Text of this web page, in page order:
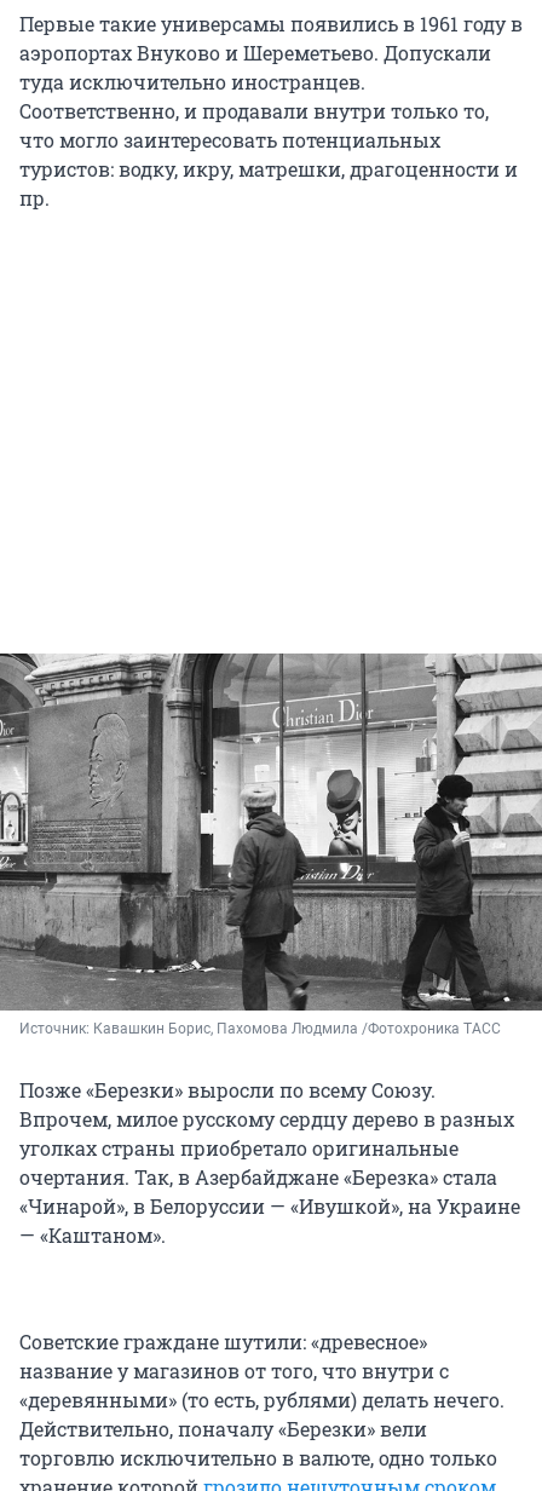
Первые такие универсамы появились в 1961 году в
аэропортах Внуково и Шереметьево. Допускали
туда исключительно иностранцев.
Соответственно, и продавали внутри только то,
что могло заинтересовать потенциальных
туристов: водку, икру, матрешки, драгоценности и
пр.
Источник: Кавашкин Борис, Пахомова Людмила /Фотохроника ТАСС
Позже «Березки» выросли по всему Союзу.
Впрочем, милое русскому сердцу дерево в разных
уголках страны приобретало оригинальные
очертания. Так, в Азербайджане «Березка» стала
«Чинарой», в Белоруссии — «Ивушкой», на Украине
— «Каштаном».
Советские граждане шутили: «древесное»
название у магазинов от того, что внутри с
«деревянными» (то есть, рублями) делать нечего.
Действительно, поначалу «Березки» вели
торговлю исключительно в валюте, одно только